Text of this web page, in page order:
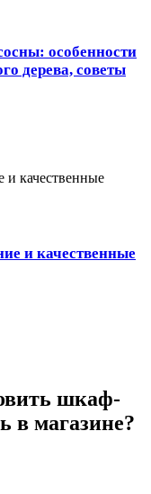
особенности
дерева, советы
и качественные
шкаф-
в магазине?